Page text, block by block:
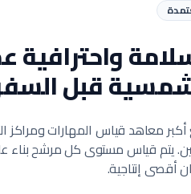
واحترافية
شمسيةقبل
أكبر معاهد قياس المهارات ومراكز
يتم قياس مستوى كل مرشح بناء
أقصى إنتاجية.